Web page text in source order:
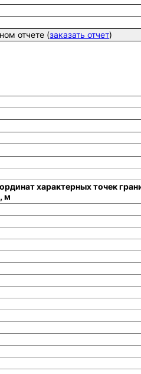
отчете (заказать отчет)
характерных точек
м